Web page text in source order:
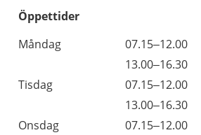
Öppettider
Dag
Öppettider
Kommentarer
Måndag
07.15–12.00
13.00–16.30
Tisdag
07.15–12.00
13.00–16.30
Onsdag
07.15–12.00